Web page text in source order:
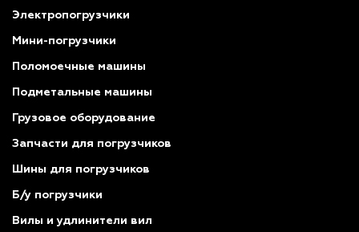
Электропогрузчики
Мини-погрузчики
Поломоечные машины
Подметальные машины
Грузовое оборудование
Запчасти для погрузчиков
Шины для погрузчиков
Б/у погрузчики
Вилы и удлинители вил